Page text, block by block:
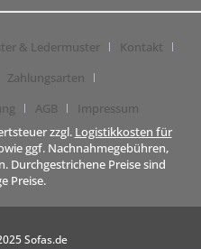
& Ledermuster
Kontakt
Zahlungsarten
AGB
Impressum
zzgl. Logistikkosten für
ggf. Nachnahmegebühren,
Durchgestrichene Preise sind
Preise.
Sofas.de